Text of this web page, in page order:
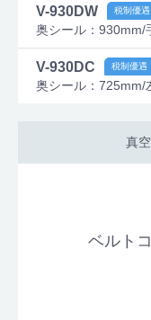
V-930DW
奥シール：930mm/
V-930DC
奥シール：725mm/
真
ベルト